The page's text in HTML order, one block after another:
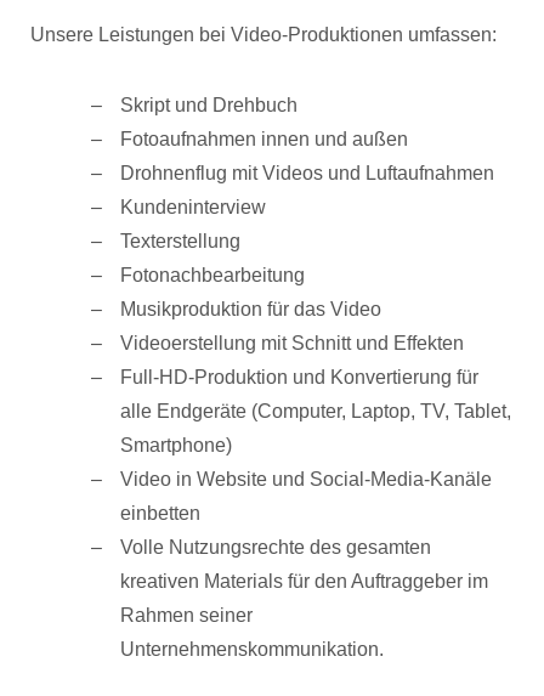
Unsere Leistungen bei Video-Produktionen umfassen:
Skript und Drehbuch
Fotoaufnahmen innen und außen
Drohnenflug mit Videos und Luftaufnahmen
Kundeninterview
Texterstellung
Fotonachbearbeitung
Musikproduktion für das Video
Videoerstellung mit Schnitt und Effekten
Full-HD-Produktion und Konvertierung für
alle Endgeräte (Computer, Laptop, TV, Tablet,
Smartphone)
Video in Website und Social-Media-Kanäle
einbetten
Volle Nutzungsrechte des gesamten
kreativen Materials für den Auftraggeber im
Rahmen seiner
Unternehmenskommunikation.